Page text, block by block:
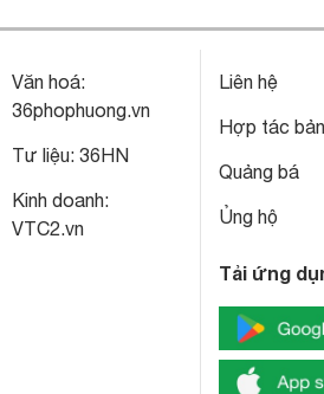
Văn hoá:
36phophuong.vn
Tư liệu: 36HN
Kinh doanh:
VTC2.vn
Liên hệ
Hợp tác
Quảng bá
Ủng hộ
Tải ứng